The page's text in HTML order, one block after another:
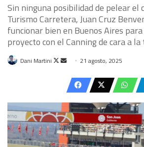
Sin ninguna posibilidad de pelear el
Turismo Carretera, Juan Cruz
funcionar bien en Buenos Aires
proyecto con el Canning de cara a
Dani Martini
Follow
Send
email
21 agosto, 2025